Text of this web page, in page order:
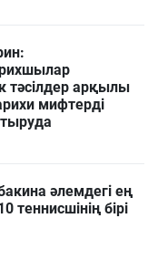
тәсілдер арқылы
мифтерді
әлемдегі ең
теннисшінің бірі